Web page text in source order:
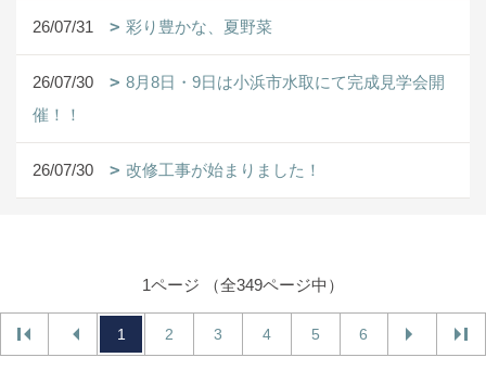
26/07/31 彩り豊かな、夏野菜
26/07/30
8月8日・9日は小浜市水取にて完成見学会開
催！！
26/07/30 改修工事が始まりました！
1ページ （全349ページ中）
1 2 3 4 5 6